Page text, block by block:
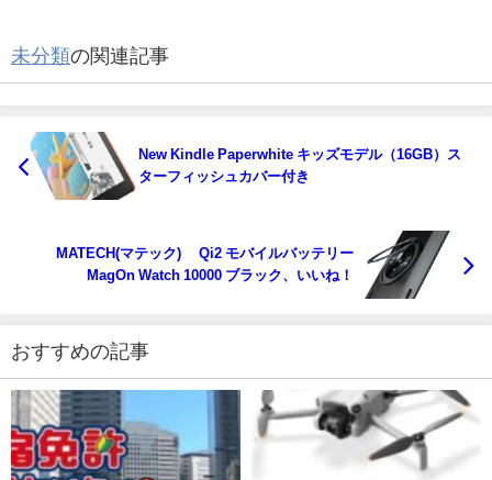
未分類の関連記事
New Kindle Paperwhite キッズモデル（16GB）ス
ターフィッシュカバー付き
MATECH(マテック)® Qi2 モバイルバッテリー
MagOn Watch 10000 ブラック、いいね！
おすすめの記事